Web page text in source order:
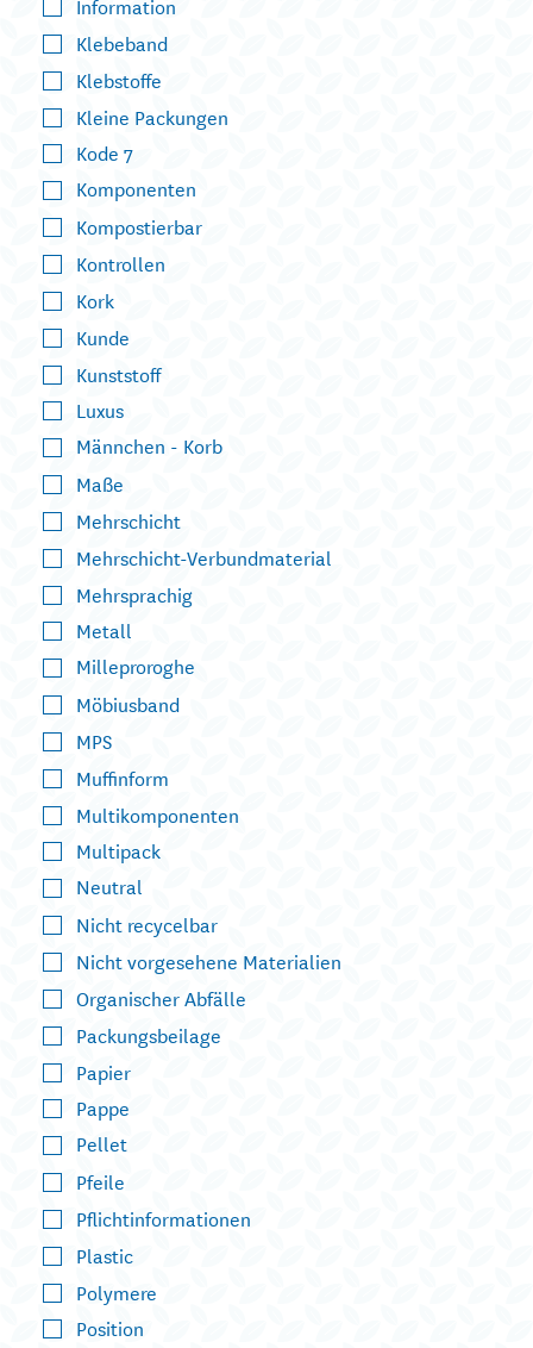
Klebeband
Klebstoffe
Kleine Packungen
Kode 7
Komponenten
Kompostierbar
Kontrollen
Kork
Kunde
Kunststoff
Luxus
Männchen - Korb
Maße
Mehrschicht
Mehrschicht-Verbundmaterial
Mehrsprachig
Metall
Milleproroghe
Möbiusband
MPS
Muffinform
Multikomponenten
Multipack
Neutral
Nicht recycelbar
Nicht vorgesehene Materialien
Organischer Abfälle
Packungsbeilage
Papier
Pappe
Pellet
Pfeile
Pflichtinformationen
Plastic
Polymere
Position